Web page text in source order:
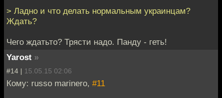
> Ладно и что делать нормальным украинцам?
Ждать?
Чего ждатьто? Трясти надо. Панду - геть!
Yarost »
#14 | 15.05.15 02:06
Кому: russo marinero, #11